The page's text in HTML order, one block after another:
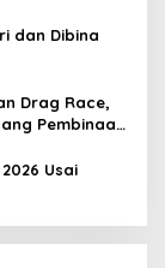
dan Dibina
Drag Race,
Pembinaan
Usai